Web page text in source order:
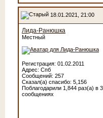
18.01.2021, 21:00
Лида-Ранюшка
Местный
Регистрация: 01.02.2011
Адрес: Спб
Сообщений: 257
Сказал(а) спасибо: 5,156
Поблагодарили 1,844 раз(а) в
сообщениях